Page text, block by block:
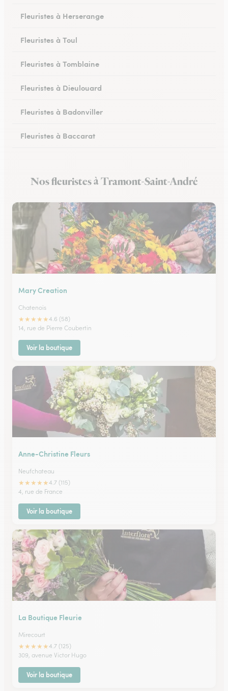
Fleuristes à Herserange
Fleuristes à Toul
Fleuristes à Tomblaine
Fleuristes à Dieulouard
Fleuristes à Badonviller
Fleuristes à Baccarat
Fleuristes à Longwy
Nos fleuristes à Tramont-Saint-André
Mary Creation
Chatenois
★★★★★4.6 (58)
14, rue de Pierre Coubertin
Voir la boutique
Anne-Christine Fleurs
Neufchateau
★★★★★4.7 (115)
4, rue de France
Voir la boutique
La Boutique Fleurie
Mirecourt
★★★★★4.7 (125)
309, avenue Victor Hugo
Voir la boutique